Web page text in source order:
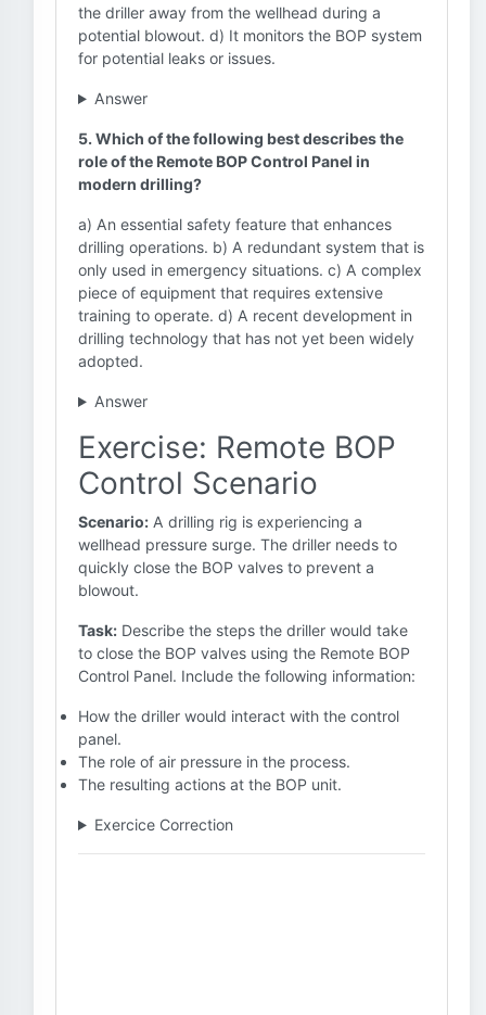
the driller away from the wellhead during a
potential blowout. d) It monitors the BOP system
for potential leaks or issues.
Answer
5. Which of the following best describes the
role of the Remote BOP Control Panel in
modern drilling?
a) An essential safety feature that enhances
drilling operations. b) A redundant system that is
only used in emergency situations. c) A complex
piece of equipment that requires extensive
training to operate. d) A recent development in
drilling technology that has not yet been widely
adopted.
Answer
Exercise: Remote BOP
Control Scenario
Scenario: A drilling rig is experiencing a
wellhead pressure surge. The driller needs to
quickly close the BOP valves to prevent a
blowout.
Task: Describe the steps the driller would take
to close the BOP valves using the Remote BOP
Control Panel. Include the following information:
How the driller would interact with the control
panel.
The role of air pressure in the process.
The resulting actions at the BOP unit.
Exercice Correction